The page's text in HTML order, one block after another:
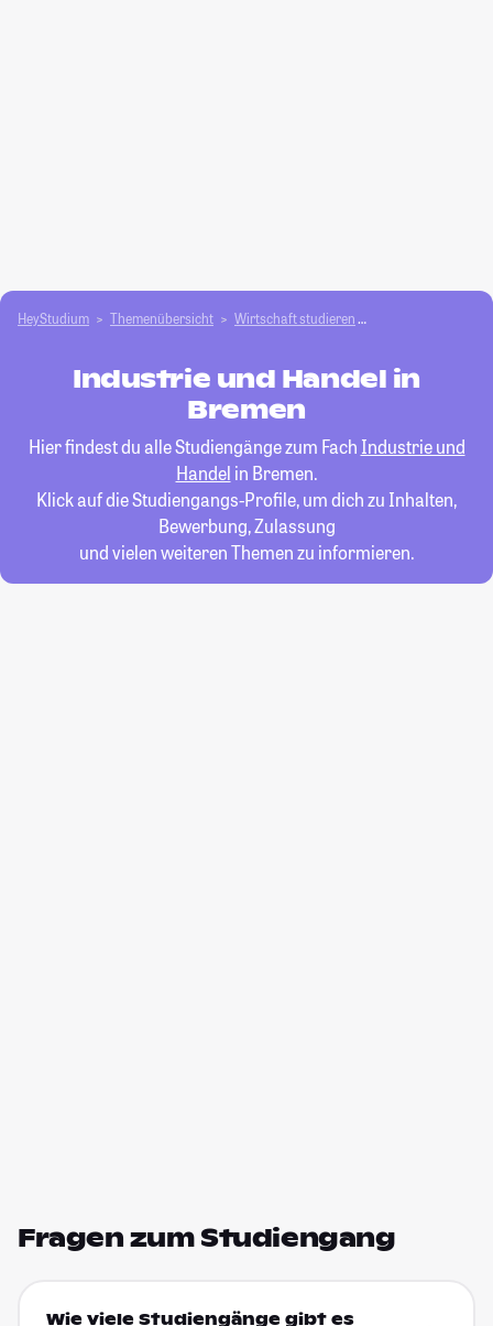
HeyStudium Themenübersicht Wirtschaft studieren
Industrie und Handel in
Bremen
Hier findest du alle Studiengänge zum Fach Industrie und
Handel in Bremen.
Klick auf die Studiengangs-Profile, um dich zu Inhalten,
Bewerbung, Zulassung
und vielen weiteren Themen zu informieren.
Fragen zum Studiengang
Wie viele Studiengänge gibt es